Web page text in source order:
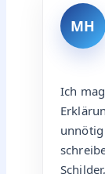
MH
Ich